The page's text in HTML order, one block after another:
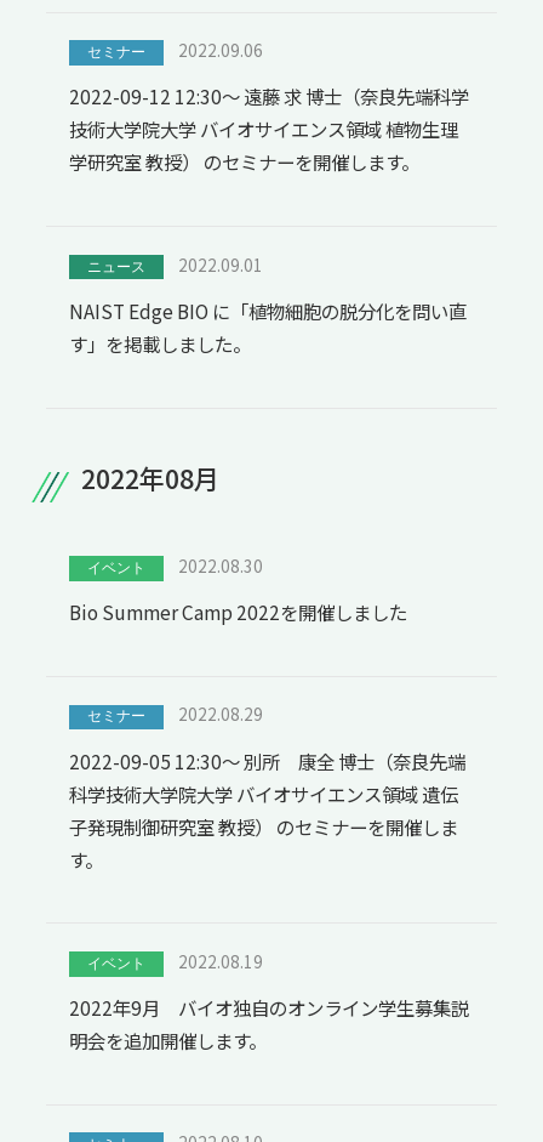
セミナー 2022.09.06
2022-09-12 12:30～ 遠藤 求 博士（奈良先端科学
技術大学院大学 バイオサイエンス領域 植物生理
学研究室 教授） のセミナーを開催します。
ニュース 2022.09.01
NAIST Edge BIO に「植物細胞の脱分化を問い直
す」を掲載しました。
2022年08月
イベント 2022.08.30
Bio Summer Camp 2022を開催しました
セミナー 2022.08.29
2022-09-05 12:30～ 別所 康全 博士（奈良先端
科学技術大学院大学 バイオサイエンス領域 遺伝
子発現制御研究室 教授） のセミナーを開催しま
す。
イベント 2022.08.19
2022年9月 バイオ独自のオンライン学生募集説
明会を追加開催します。